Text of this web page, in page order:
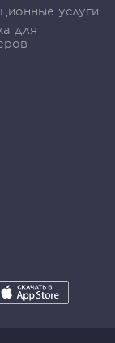
услуги
для